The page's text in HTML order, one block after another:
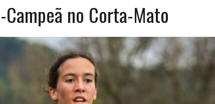
no Corta-Mato